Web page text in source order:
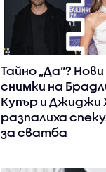
Тайно „Да“? Нови
снимки на
Купър и Джиджи
разпалиха
за сватба